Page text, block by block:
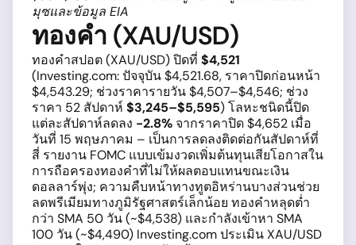
มุซและข้อมูล EIA
ทองคำ (XAU/USD)
ทองคำสปอต (XAU/USD) ปิดที่ $4,521
(Investing.com: ปัจจุบัน $4,521.68, ราคาปิดก่อนหน้า
$4,543.29; ช่วงราคารายวัน $4,507–$4,546; ช่วง
ราคา 52 สัปดาห์ $3,245–$5,595) โลหะชนิดนี้ปิด
แต่ละสัปดาห์ลดลง -2.8% จากราคาปิด $4,652 เมื่อ
วันที่ 15 พฤษภาคม – เป็นการลดลงติดต่อกันสัปดาห์ที่
สี่ รายงาน FOMC แบบเข้มงวดเพิ่มต้นทุนเสียโอกาสใน
การถือครองทองคำที่ไม่ให้ผลตอบแทนขณะเงิน
ดอลลาร์พุ่ง; ความคืบหน้าทางทูตอิหร่านบางส่วนช่วย
ลดพรีเมียมทางภูมิรัฐศาสตร์เล็กน้อย ทองคำหลุดต่ำ
กว่า SMA 50 วัน (~$4,538) และกำลังเข้าหา SMA
100 วัน (~$4,490) Investing.com ประเมิน XAU/USD